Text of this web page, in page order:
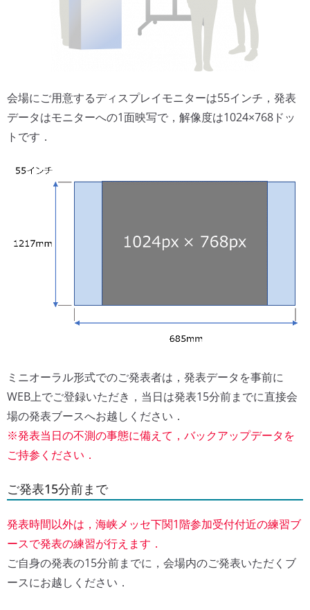
会場にご用意するディスプレイモニターは55インチ，発表
データはモニターへの1面映写で，解像度は1024×768ドッ
トです．
ミニオーラル形式でのご発表者は，発表データを事前に
WEB上でご登録いただき，当日は発表15分前までに直接会
場の発表ブースへお越しください．
※発表当日の不測の事態に備えて，バックアップデータを
ご持参ください．
ご発表15分前まで
発表時間以外は，海峡メッセ下関1階参加受付付近の練習ブ
ースで発表の練習が行えます．
ご自身の発表の15分前までに，会場内のご発表いただくブ
ースにお越しください．